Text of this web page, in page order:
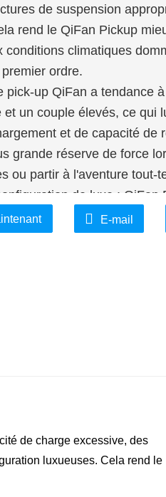
de suspension
rend le QiFan Pickup
conditions climatiques
ordre.
pick-up QiFan a tendance
et un couple élevés, ce qui
et de capacité de
grande réserve de force
ou partir à l'aventure tout-
de luxe :
de configuration et de
luxueux, de systèmes
avancée et
E-mail
de charge excessive, des
luxueuses. Cela rend le